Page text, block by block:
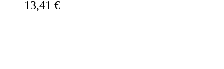
Stanleyho Kubricka. Nikto
13,41 €